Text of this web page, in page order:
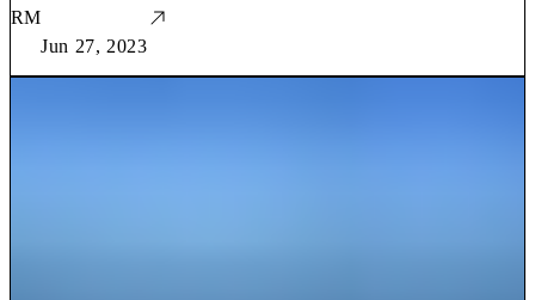
RM
Jun 27, 2023